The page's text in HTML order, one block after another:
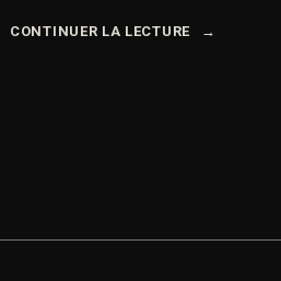
CONTINUER LA LECTURE